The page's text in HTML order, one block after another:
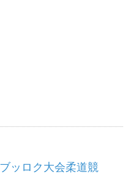
ッロク大会柔道競